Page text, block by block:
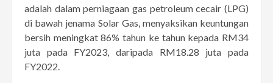
adalah dalam perniagaan gas petroleum cecair (LPG)
di bawah jenama Solar Gas, menyaksikan keuntungan
bersih meningkat 86% tahun ke tahun kepada RM34
juta pada FY2023, daripada RM18.28 juta pada
FY2022.